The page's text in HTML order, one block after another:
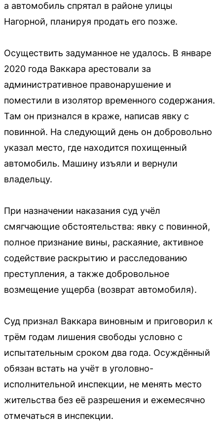
а автомобиль спрятал в районе улицы
Нагорной, планируя продать его позже.
Осуществить задуманное не удалось. В январе
2020 года Ваккара арестовали за
административное правонарушение и
поместили в изолятор временного содержания.
Там он признался в краже, написав явку с
повинной. На следующий день он добровольно
указал место, где находится похищенный
автомобиль. Машину изъяли и вернули
владельцу.
При назначении наказания суд учёл
смягчающие обстоятельства: явку с повинной,
полное признание вины, раскаяние, активное
содействие раскрытию и расследованию
преступления, а также добровольное
возмещение ущерба (возврат автомобиля).
Суд признал Ваккара виновным и приговорил к
трём годам лишения свободы условно с
испытательным сроком два года. Осуждённый
обязан встать на учёт в уголовно-
исполнительной инспекции, не менять место
жительства без её разрешения и ежемесячно
отмечаться в инспекции.